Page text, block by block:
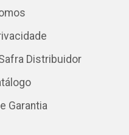
Distribuidor
Garantia